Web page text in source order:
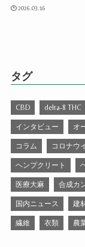
2026.03.16
タグ
CBD delta-8 THC
インタビュー オ
コラム コロナウ
ヘンプクリート
医療大麻 合成カ
国内ニュース 建
繊維 衣類 農